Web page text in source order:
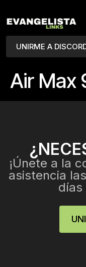
UNIRME A
Air Max
¡Únete a la
asistencia
días